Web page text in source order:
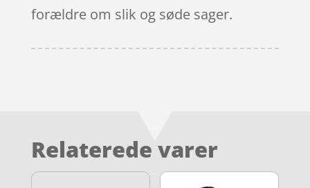
forældre om slik og søde sager.
Relaterede varer